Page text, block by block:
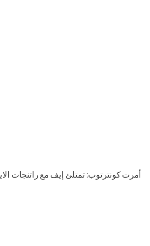
أمرت كونترتوب: تمتلئ إيف مع راتنجات